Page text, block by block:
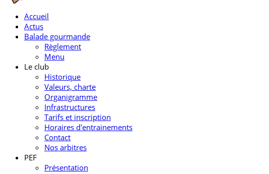
Accueil
Actus
Balade gourmande
Règlement
Menu
Le club
Historique
Valeurs, charte
Organigramme
Infrastructures
Tarifs et inscription
Horaires d'entrainements
Contact
Nos arbitres
PEF
Présentation